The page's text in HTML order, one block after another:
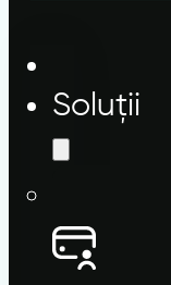
Soluții